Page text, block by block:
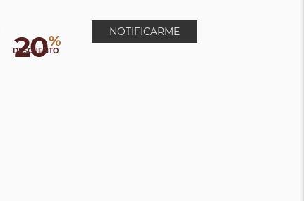
20%
DESCUENTO
NOTIFICARME